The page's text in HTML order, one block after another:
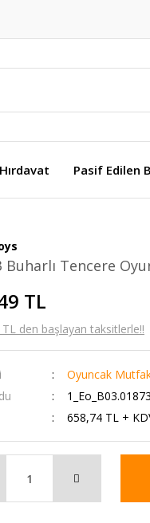
Pasif Edilen
Buharlı Tencere
TL
den başlayan taksitlerle!!
Oyuncak
1_Eo_B03.01873
658,74 TL +